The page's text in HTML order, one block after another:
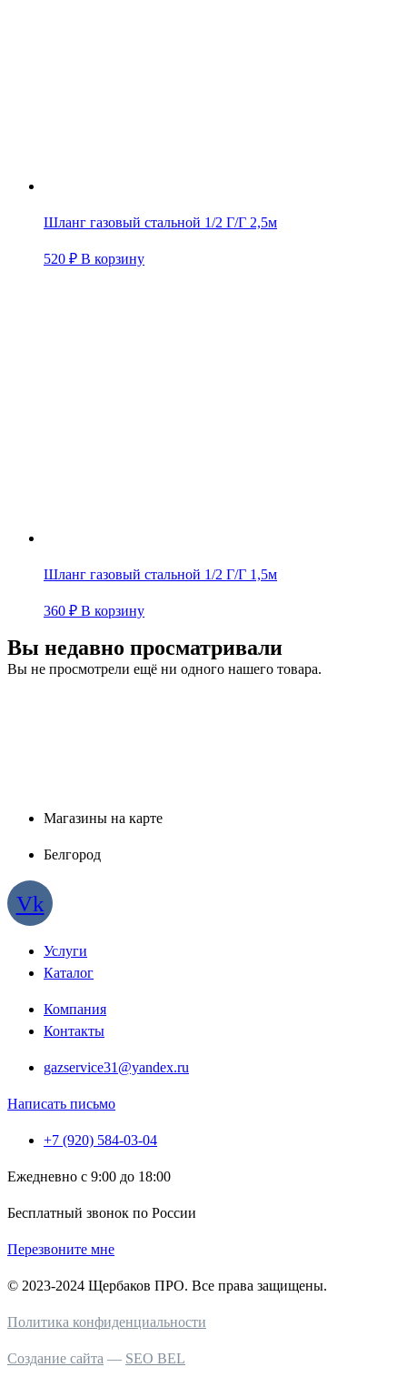
Шланг газовый стальной 1/2 Г/Г 2,5м
520 ₽ В корзину
Шланг газовый стальной 1/2 Г/Г 1,5м
360 ₽ В корзину
Вы недавно просматривали
Вы не просмотрели ещё ни одного нашего товара.
Магазины на карте
Белгород
Vk
Услуги
Каталог
Компания
Контакты
gazservice31@yandex.ru
Написать письмо
+7 (920) 584-03-04
Ежедневно с 9:00 до 18:00
Бесплатный звонок по России
Перезвоните мне
© 2023-2024 Щербаков ПРО. Все права защищены.
Политика конфиденциальности
Создание сайта — SEO BEL